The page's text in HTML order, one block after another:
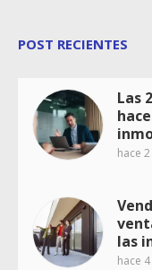
POST RECIENTES
Las
hace
las
hace